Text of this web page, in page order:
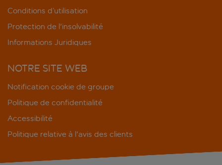
Conditions d’utilisation
Protection de l'insolvabilité
Informations Juridiques
NOTRE SITE WEB
Notification cookie de groupe
Politique de confidentialité
Accessibilité
Politique relative à l'avis des clients